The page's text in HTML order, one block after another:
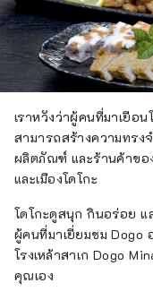
เราหวังว่าผู้คนที่มาเยือ
สามารถสร้างความทรง
ผลิตภัณฑ์ และร้านค้าขอ
และเมืองโดโกะ
โดโกะดูสนุก กินอร่อย แ
ผู้คนที่มาเยี่ยมชม Dogo
โรงเหล้าสาเก Dogo
คุณเอง